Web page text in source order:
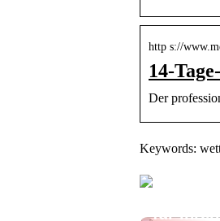
http s://
14-
Der
Keywords:
für